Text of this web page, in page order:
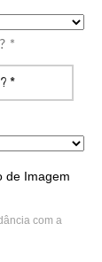
*
de Imagem
com a